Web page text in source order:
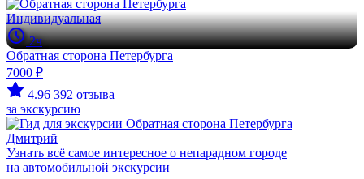
Индивидуальная
2ч
Обратная сторона Петербурга
7000 ₽
4.96 392 отзыва
за экскурсию
Дмитрий
Узнать всё самое интересное о непарадном городе
на автомобильной экскурсии